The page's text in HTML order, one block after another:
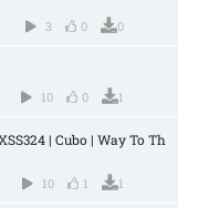
3 0 0
10 0 1
| Cubo | Way To Th
10 1 1